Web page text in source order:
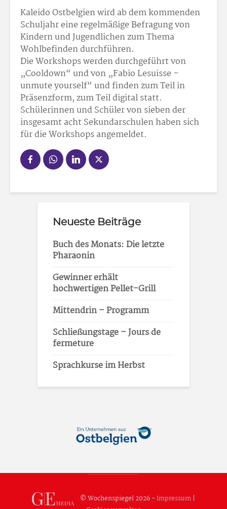
Kaleido Ostbelgien wird ab dem kommenden
Schuljahr eine regelmäßige Befragung von
Kindern und Jugendlichen zum Thema
Wohlbefinden durchführen.
Die Workshops werden durchgeführt von
„Cooldown“ und von „Fabio Lesuisse –
unmute yourself“ und finden zum Teil in
Präsenzform, zum Teil digital statt.
Schülerinnen und Schüler von sieben der
insgesamt acht Sekundarschulen haben sich
für die Workshops angemeldet.
Neueste Beiträge
Buch des Monats: Die letzte
Pharaonin
Gewinner erhält
hochwertigen Pellet-Grill
Mittendrin – Programm
Schließungstage – Jours de
fermeture
Sprachkurse im Herbst
© Wochenspiegel 2026 -Impressum|